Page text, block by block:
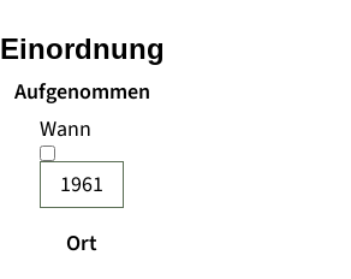
Aufgenommen
Wann
1961
Ort
Einordnung